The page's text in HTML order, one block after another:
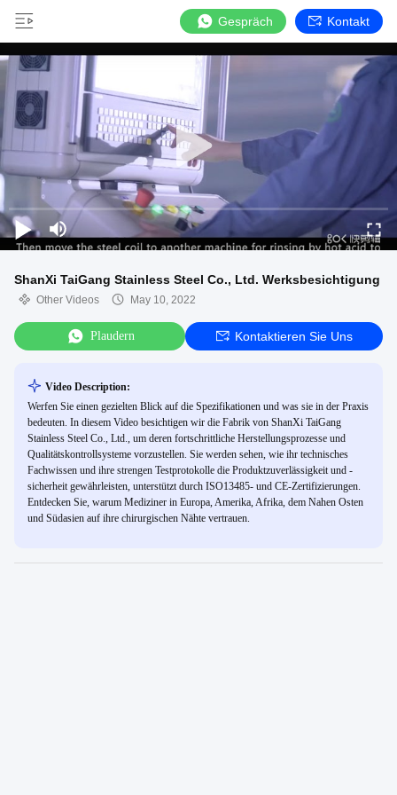
Gespräch Kontakt
ShanXi TaiGang Stainless Steel Co., Ltd. Werksbesichtigung
Other Videos May 10, 2022
Plaudern Kontaktieren Sie Uns
Video Description:
Werfen Sie einen gezielten Blick auf die Spezifikationen und was sie in der Praxis
bedeuten. In diesem Video besichtigen wir die Fabrik von ShanXi TaiGang
Stainless Steel Co., Ltd., um deren fortschrittliche Herstellungsprozesse und
Qualitätskontrollsysteme vorzustellen. Sie werden sehen, wie ihr technisches
Fachwissen und ihre strengen Testprotokolle die Produktzuverlässigkeit und -
sicherheit gewährleisten, unterstützt durch ISO13485- und CE-Zertifizierungen.
Entdecken Sie, warum Mediziner in Europa, Amerika, Afrika, dem Nahen Osten
und Südasien auf ihre chirurgischen Nähte vertrauen.